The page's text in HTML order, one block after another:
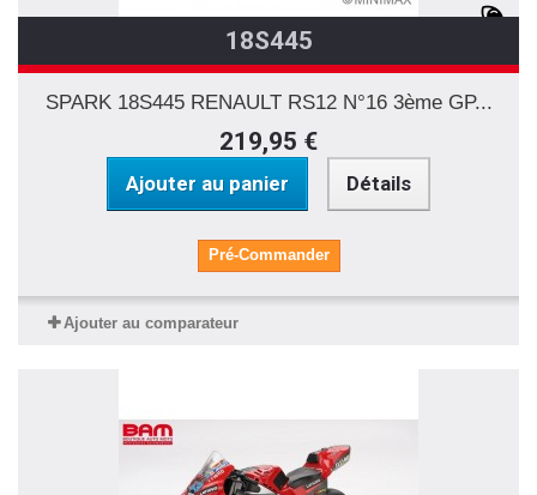
18S445
SPARK 18S445 RENAULT RS12 N°16 3ème GP...
219,95 €
Ajouter au panier Détails
Pré-Commander
Ajouter au comparateur